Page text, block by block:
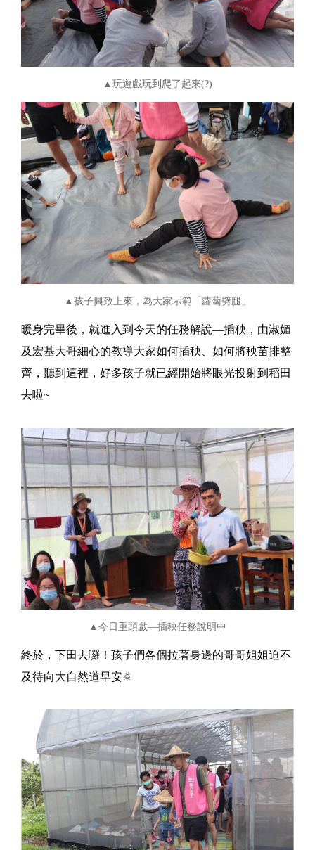
▲玩遊戲玩到爬了起來(?)
▲孩子興致上來，為大家示範「蘿蔔劈腿」
暖身完畢後，就進入到今天的任務解說—插秧，由淑媚
及宏基大哥細心的教導大家如何插秧、如何將秧苗排整
齊，聽到這裡，好多孩子就已經開始將眼光投射到稻田
去啦~
▲今日重頭戲—插秧任務說明中
終於，下田去囉！孩子們各個拉著身邊的哥哥姐姐迫不
及待向大自然道早安🌞